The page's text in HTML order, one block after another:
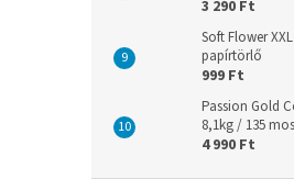
3 290 Ft
Soft Flower
papírtörlő
999 Ft
Passion Gold
8,1kg / 135
4 990 Ft